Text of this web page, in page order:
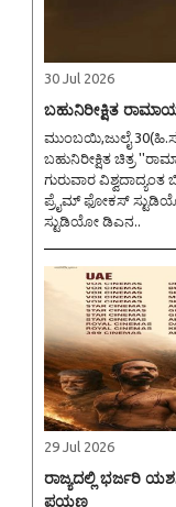
30 Jul 2026
ಬಹುನಿರೀಕ್ಷಿತ
ಮುಂಬಯಿ,ಜುಲೈ 30(ಹಿ.ಸ.): ಆ್ಯಂಕರ್: ನಿರ್ದೇಶಕ ನಿತೇಶ್
ಬಹುನಿರೀಕ್ಷಿತ ಚಿತ್ರ
ಗುರುವಾರ
ಪ್ರೈಮ್ ಫೋಕಸ್
ಸ್ಟುಡಿಯೋ ಡಿಎನ..
29 Jul 2026
ರಾಜ್ಯದಲ್ಲಿ ಭರ್ಜರಿ
ಪಯಣ